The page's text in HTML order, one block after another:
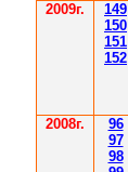
2009г.
149
150
151
152
2008г.
96
97
98